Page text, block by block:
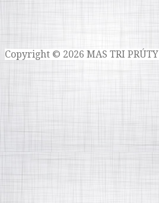
Copyright © 2026 MAS TRI PRÚTY